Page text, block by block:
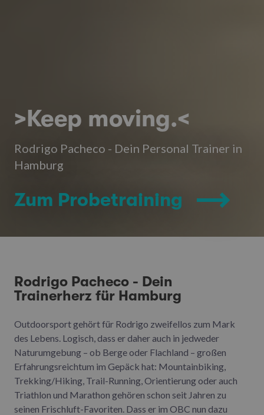
>Keep moving.<
Rodrigo Pacheco - Dein Personal Trainer in
Hamburg
Zum Probetraining
Rodrigo Pacheco - Dein
Trainerherz für Hamburg
Outdoorsport gehört für Rodrigo zweifellos zum Mark
des Lebens. Logisch, dass er daher auch in jedweder
Naturumgebung – ob Berge oder Flachland – großen
Erfahrungsreichtum im Gepäck hat: Mountainbiking,
Trekking/Hiking, Trail-Running, Orientierung oder auch
Triathlon und Marathon gehören schon seit Jahren zu
seinen Frischluft-Favoriten. Dass er im OBC nun dazu